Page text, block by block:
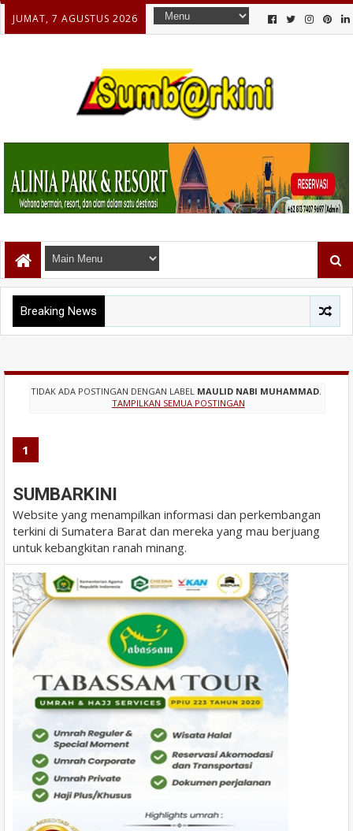
JUMAT, 7 AGUSTUS 2026
Breaking News
TIDAK ADA POSTINGAN DENGAN LABEL MAULID NABI MUHAMMAD.
TAMPILKAN SEMUA POSTINGAN
1
SUMBARKINI
Website yang menampilkan informasi dan perkembangan
terkini di Sumatera Barat dan mereka yang mau berjuang
untuk kebangkitan ranah minang.